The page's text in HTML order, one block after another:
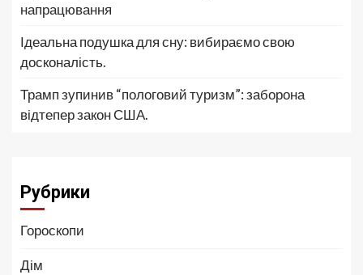
напрацювання
Ідеальна подушка для сну: вибираємо свою
досконалість.
Трамп зупинив “пологовий туризм”: заборона
відтепер закон США.
Рубрики
Гороскопи
Дім